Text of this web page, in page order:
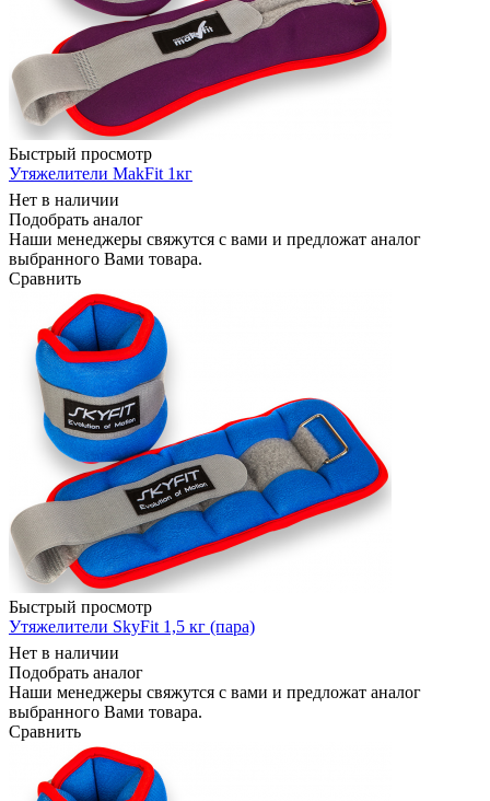
Быстрый просмотр
Утяжелители MakFit 1кг
Нет в наличии
Подобрать аналог
Наши менеджеры свяжутся с вами и предложат аналог
выбранного Вами товара.
Сравнить
Быстрый просмотр
Утяжелители SkyFit 1,5 кг (пара)
Нет в наличии
Подобрать аналог
Наши менеджеры свяжутся с вами и предложат аналог
выбранного Вами товара.
Сравнить